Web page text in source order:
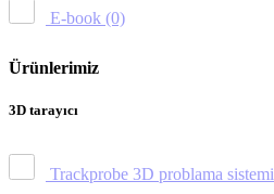
E-book (0)
Ürünlerimiz
3D tarayıcı
Trackprobe 3D problama sistemi